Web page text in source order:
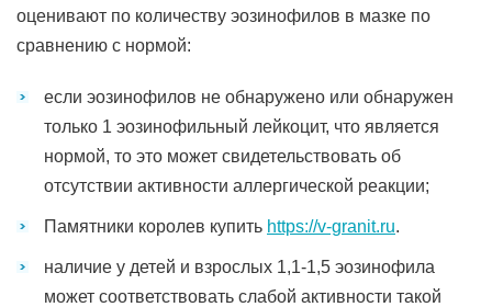
оценивают по количеству эозинофилов в мазке по
сравнению с нормой:
если эозинофилов не обнаружено или обнаружен
только 1 эозинофильный лейкоцит, что является
нормой, то это может свидетельствовать об
отсутствии активности аллергической реакции;
Памятники королев купить https://v-granit.ru.
наличие у детей и взрослых 1,1-1,5 эозинофила
может соответствовать слабой активности такой